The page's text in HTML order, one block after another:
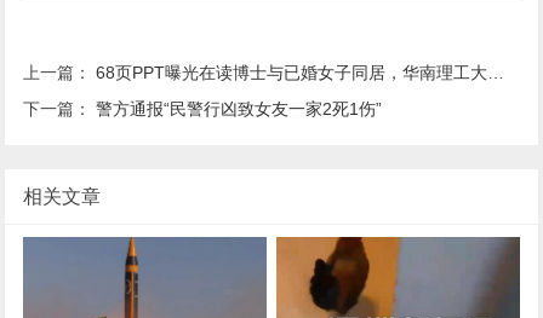
上一篇：68页PPT曝光在读博士与已婚女子同居，华南理工大学回应
下一篇：警方通报“民警行凶致女友一家2死1伤”
相关文章